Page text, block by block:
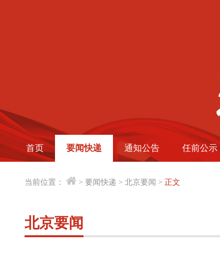
首页 要闻快递 通知公告 任前公示
当前位置： > 要闻快递 > 北京要闻 > 正文
北京要闻